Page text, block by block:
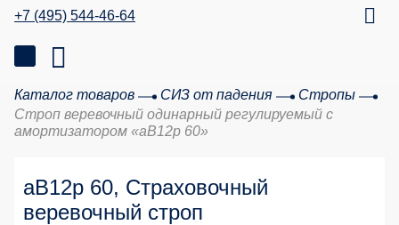
+7 (495) 544-46-64
Каталог товаров СИЗ от падения
Стропы
Строп веревочный одинарный регулируемый с
амортизатором «аВ12р 60»
аВ12р 60, Страховочный
веревочный строп